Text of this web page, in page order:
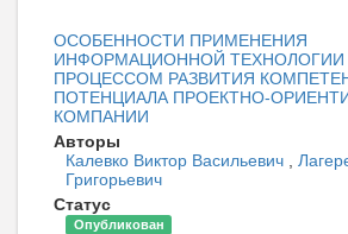
ОСОБЕННОСТИ ПРИМЕНЕНИЯ
ИНФОРМАЦИОННОЙ ТЕХНОЛОГИИ
ПРОЦЕССОМ РАЗВИТИЯ
ПОТЕНЦИАЛА ПРОЕКТНО-
КОМПАНИИ
Авторы
Калевко Виктор Васильевич
Григорьевич
Статус
Опубликован